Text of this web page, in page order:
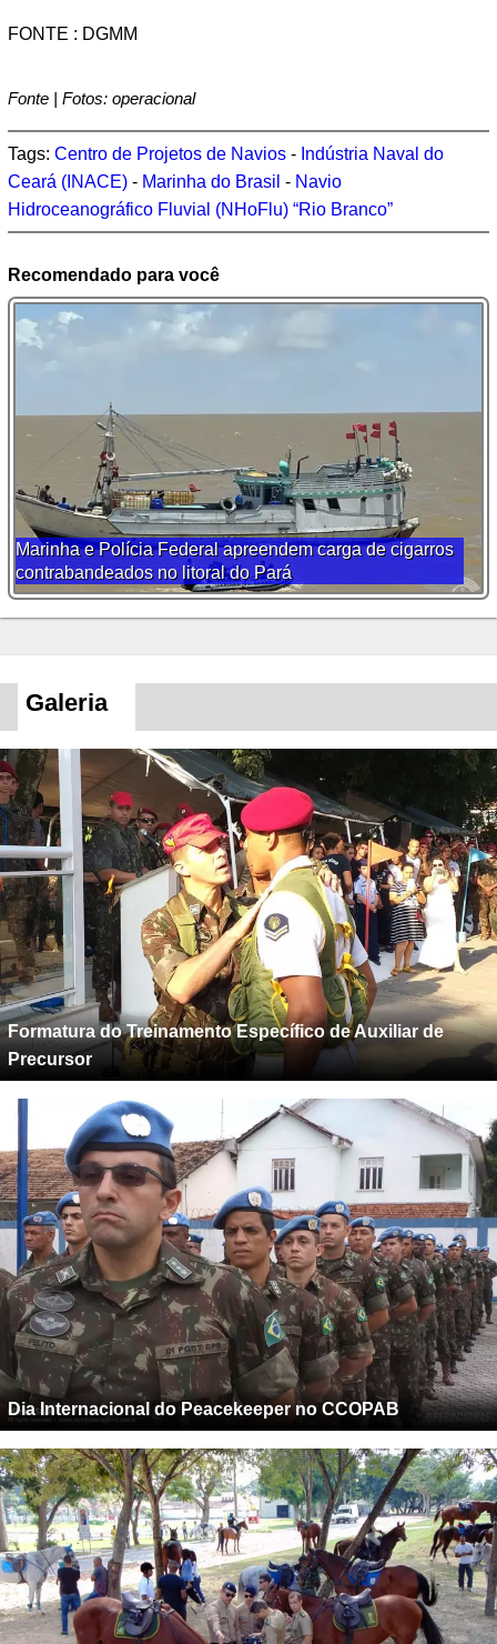
FONTE : DGMM
Fonte | Fotos: operacional
Tags: Centro de Projetos de Navios - Indústria Naval do
Ceará (INACE) - Marinha do Brasil - Navio
Hidroceanográfico Fluvial (NHoFlu) “Rio Branco”
Recomendado para você
Marinha e Polícia Federal apreendem carga de cigarros
contrabandeados no litoral do Pará
Galeria
Formatura do Treinamento Específico de Auxiliar de
Precursor
Dia Internacional do Peacekeeper no CCOPAB